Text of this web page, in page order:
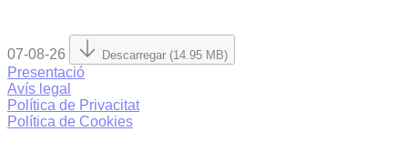
07-08-26 Descarregar (14.95 MB)
Presentació
Avís legal
Política de Privacitat
Política de Cookies